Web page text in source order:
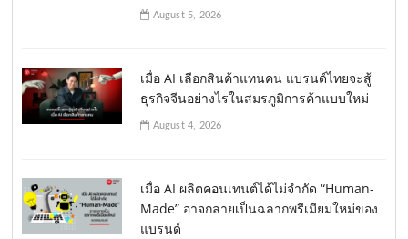
August 5, 2026
เมื่อ AI เลือกสินค้าแทนคน แบรนด์ไทยจะสู้
ธุรกิจจีนอย่างไรในสมรภูมิการค้าแบบใหม่
August 4, 2026
เมื่อ AI ผลิตคอนเทนต์ได้ไม่จำกัด “Human-
Made” อาจกลายเป็นฉลากพรีเมียมใหม่ของ
แบรนด์